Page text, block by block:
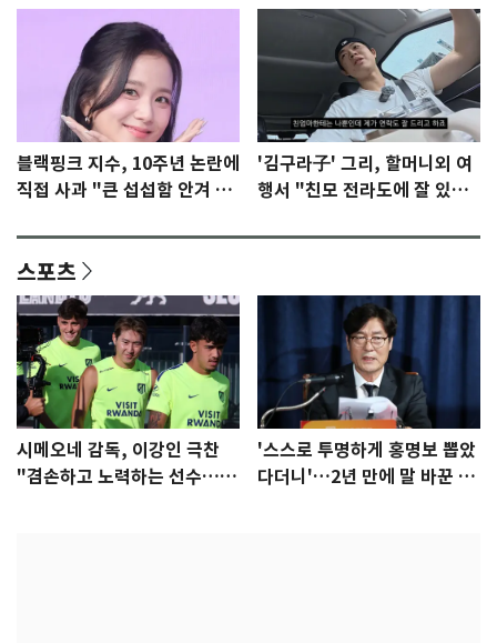
블랙핑크 지수, 10주년 논란에
직접 사과 "큰 섭섭함 안겨 미
'김구라子' 그리, 할머니외 여
행서 "친모 전라도에 잘 있
스포츠
시메오네 감독, 이강인 극찬
"겸손하고 노력하는 선수…좋
'스스로 투명하게 홍명보 뽑았
다더니'…2년 만에 말 바꾼 이